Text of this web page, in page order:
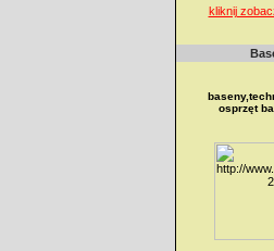
kliknij
osprzęt